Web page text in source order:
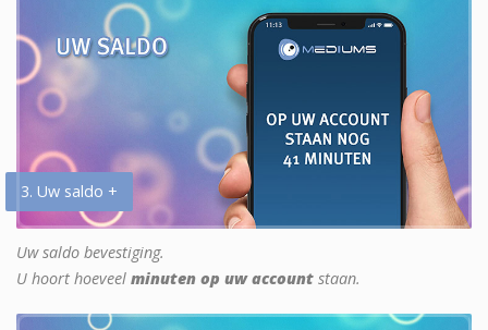
3. Uw saldo +
Uw saldo bevestiging.
U hoort hoeveel minuten op uw account staan.